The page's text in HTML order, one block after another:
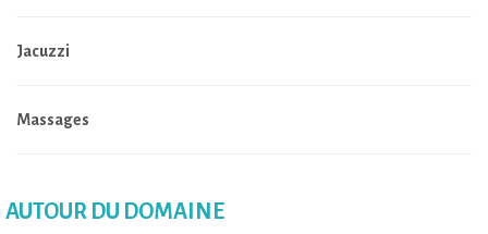
Jacuzzi
Massages
AUTOUR DU DOMAINE